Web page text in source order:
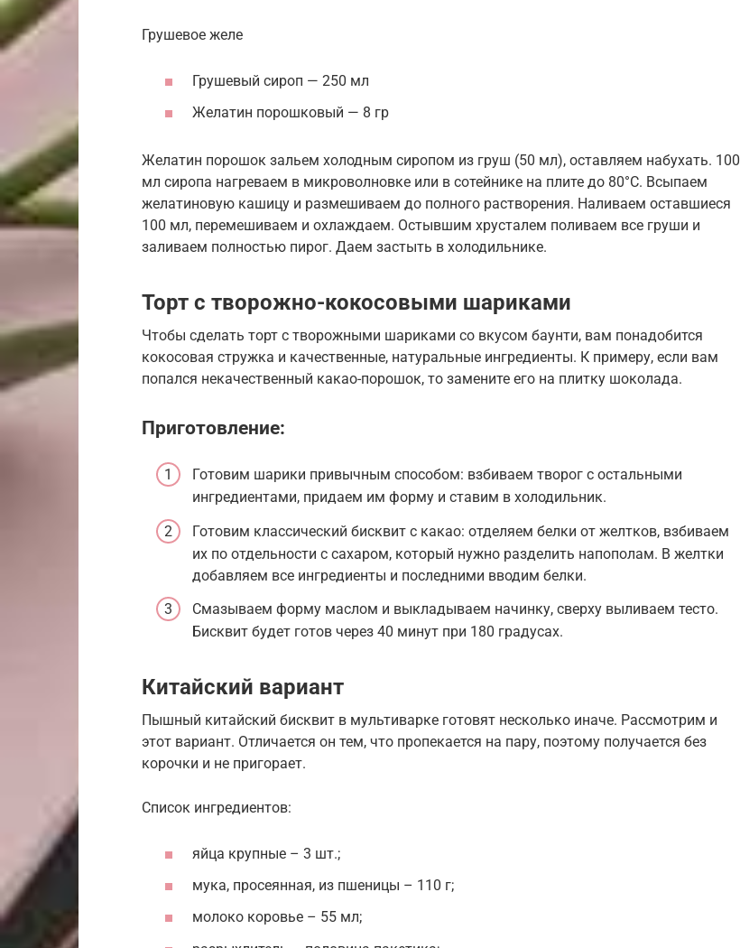
Грушевое желе
Грушевый сироп — 250 мл
Желатин порошковый — 8 гр
Желатин порошок зальем холодным сиропом из груш (50 мл), оставляем набухать. 100
мл сиропа нагреваем в микроволновке или в сотейнике на плите до 80°С. Всыпаем
желатиновую кашицу и размешиваем до полного растворения. Наливаем оставшиеся
100 мл, перемешиваем и охлаждаем. Остывшим хрусталем поливаем все груши и
заливаем полностью пирог. Даем застыть в холодильнике.
Торт с творожно-кокосовыми шариками
Чтобы сделать торт с творожными шариками со вкусом баунти, вам понадобится
кокосовая стружка и качественные, натуральные ингредиенты. К примеру, если вам
попался некачественный какао-порошок, то замените его на плитку шоколада.
Приготовление:
Готовим шарики привычным способом: взбиваем творог с остальными
ингредиентами, придаем им форму и ставим в холодильник.
Готовим классический бисквит с какао: отделяем белки от желтков, взбиваем
их по отдельности с сахаром, который нужно разделить напополам. В желтки
добавляем все ингредиенты и последними вводим белки.
Смазываем форму маслом и выкладываем начинку, сверху выливаем тесто.
Бисквит будет готов через 40 минут при 180 градусах.
Китайский вариант
Пышный китайский бисквит в мультиварке готовят несколько иначе. Рассмотрим и
этот вариант. Отличается он тем, что пропекается на пару, поэтому получается без
корочки и не пригорает.
Список ингредиентов:
яйца крупные – 3 шт.;
мука, просеянная, из пшеницы – 110 г;
молоко коровье – 55 мл;